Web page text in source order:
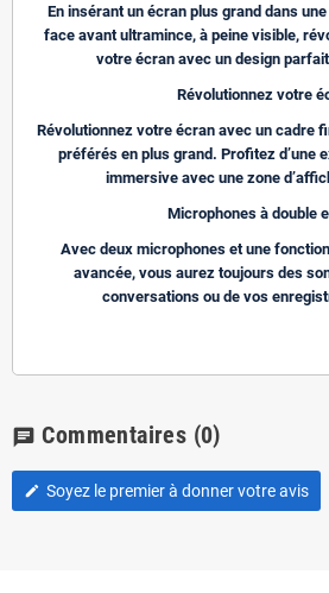
En insérant un écran plus grand dans
face avant ultramince, à peine visible,
votre écran avec un design
Révolutionnez votre
Révolutionnez votre écran avec un cadre
préférés en plus grand. Profitez d’une
immersive avec une zone
Microphones à double
Avec deux microphones et une
avancée, vous aurez toujours des
conversations ou de vos
chat Commentaires (0)
edit Soyez le premier à donner votre avis